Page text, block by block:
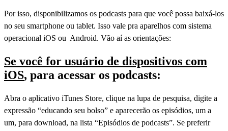
Por isso, disponibilizamos os podcasts para que você possa baixá-los
no seu smartphone ou tablet. Isso vale pra aparelhos com sistema
operacional iOS ou Android. Vão aí as orientações:
Se você for usuário de dispositivos com
iOS, para acessar os podcasts:
Abra o aplicativo iTunes Store, clique na lupa de pesquisa, digite a
expressão “educando seu bolso” e aparecerão os episódios, um a
um, para download, na lista “Episódios de podcasts”. Se preferir